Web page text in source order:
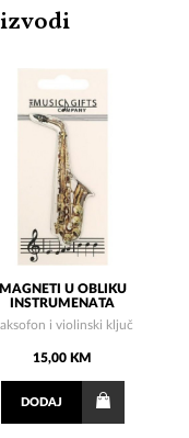
MAGNETI U OBLIKU
INSTRUMENATA
i violinski ključ
15,00 KM
DODAJ